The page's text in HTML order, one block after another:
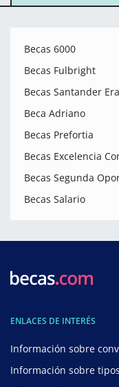
Becas 6000
Becas Fulbright
Becas Santander
Beca Adriano
Becas Prefortia
Becas Excelencia
Becas Segunda
Becas Salario
ENLACES DE INTERÉS
Información sobre
Información sobre